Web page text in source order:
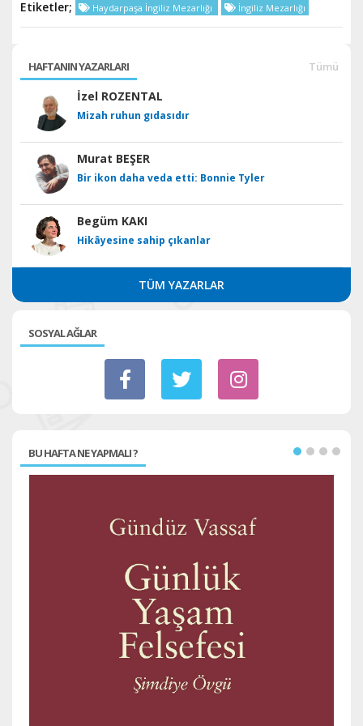
Etiketler; Haydarpaşa İngiliz Mezarlığı İngiliz Mezarlığı
HAFTANIN YAZARLARI Tümü
İzel ROZENTAL
Mizah ruhun gıdasıdır
Murat BEŞER
Bir ikon daha veda etti: Bonnie Tyler
Begüm KAKI
Hikâyesine sahip çıkanlar
TÜM YAZARLAR
SOSYAL AĞLAR
BU HAFTA NE YAPMALI ?